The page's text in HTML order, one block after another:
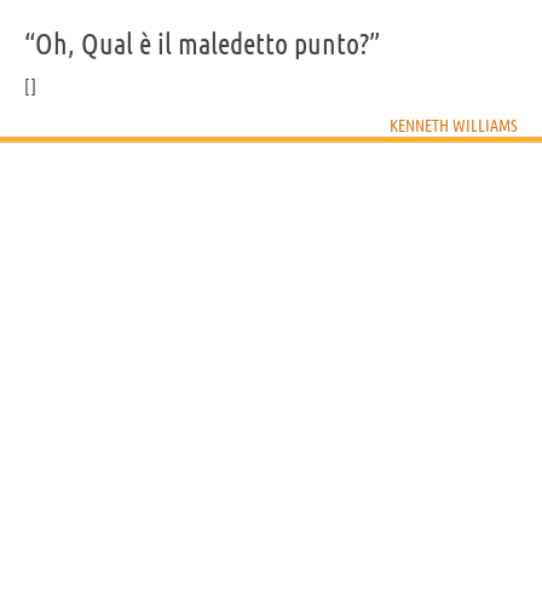
Frasi, citazioni e aforismi di Kenneth Williams
10
“Oh, Qual è il maledetto punto?”
KENNETH WILLIAMS